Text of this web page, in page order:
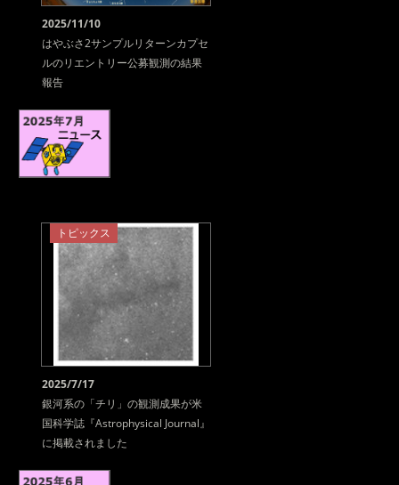
2025/11/10
はやぶさ2サンプルリターンカプセ
ルのリエントリー公募観測の結果
報告
トピックス
2025/7/17
銀河系の「チリ」の観測成果が米
国科学誌『Astrophysical Journal』
に掲載されました